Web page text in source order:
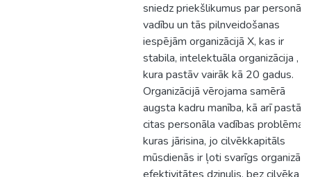
sniedz priekšlikumus par personāla
vadību un tās pilnveidošanas
iespējām organizācijā X, kas ir
stabila, intelektuāla organizācija ,
kura pastāv vairāk kā 20 gadus.
Organizācijā vērojama samērā
augsta kadru manība, kā arī pastāv
citas personāla vadības problēmas,
kuras jārisina, jo cilvēkkapitāls
mūsdienās ir ļoti svarīgs